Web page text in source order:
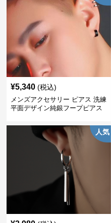
¥5,340 (税込)
メンズアクセサリー ピアス 洗練
平面デザイン純銀フープピアス
人気